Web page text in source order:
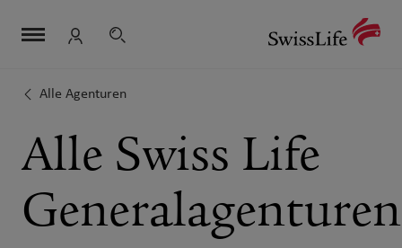
Navigation
überspringen
Login
Alle Swiss Life
Generalagenturen
Alle Agenturen